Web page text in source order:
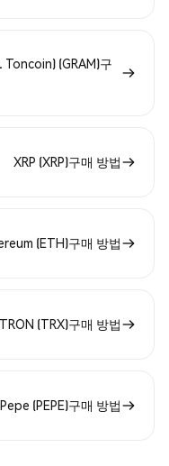
Toncoin) (GRAM)구
XRP (XRP)구매 방법
(ETH)구매 방법
TRON (TRX)구매 방법
Pepe (PEPE)구매 방법